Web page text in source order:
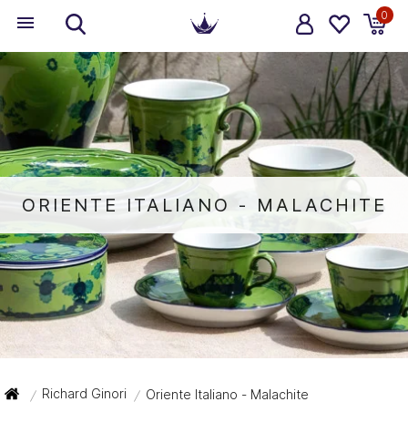
0
ORIENTE ITALIANO - MALACHITE
/ Richard Ginori / Oriente Italiano - Malachite